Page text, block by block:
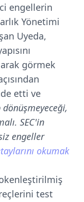
engellerin
Yönetimi
Uyeda,
görmek
etti ve
SEC'in
engeller
okumak
test